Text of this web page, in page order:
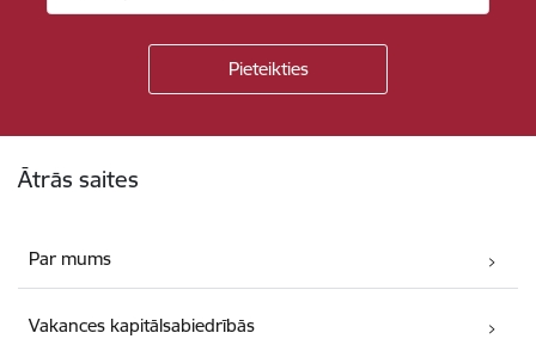
Ātrās saites
Par mums
Vakances kapitālsabiedrībās